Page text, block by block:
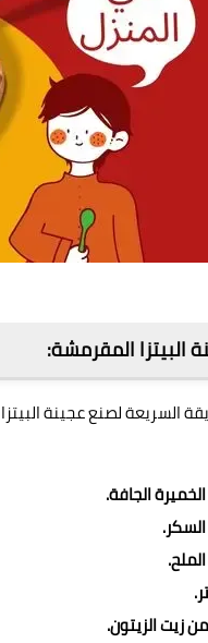
البيتزا المقرمشة:
السريعة لصنععجينةالبيتزا